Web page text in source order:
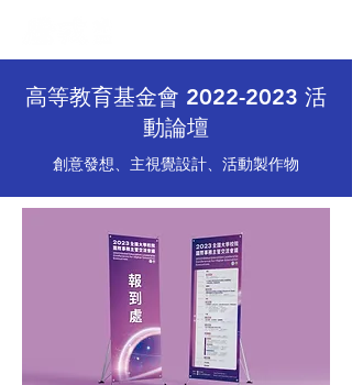
高等教育基金會 2022-2023 活
動論壇
創意發想、主視覺設計、活動製作物